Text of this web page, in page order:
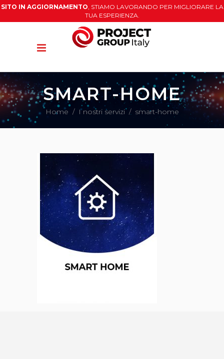
SITO IN AGGIORNAMENTO, STIAMO LAVORANDO PER MIGLIORARE LA
TUA ESPERIENZA.
SMART-HOME
Home / I nostri servizi/ smart-home